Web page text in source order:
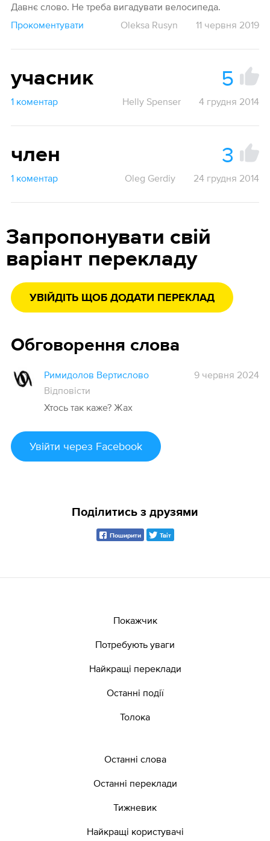
Давнє слово. Не треба вигадувати велосипеда.
Прокоментувати
Oleksa Rusyn 11 червня 2019
учасник 5
1 коментар Helly Spenser 4 грудня 2014
член 3
1 коментар Oleg Gerdiy 24 грудня 2014
Запропонувати свій
варіант перекладу
УВІЙДІТЬ ЩОБ ДОДАТИ ПЕРЕКЛАД
Обговорення слова
Римидолов Вертислово
9 червня 2024
Відповісти
Хтось так каже? Жах
Увійти через Facebook
Поділитись з друзями
Поширити Твіт
Покажчик
Потребують уваги
Найкращі переклади
Останні події
Толока
Останні слова
Останні переклади
Тижневик
Найкращі користувачі